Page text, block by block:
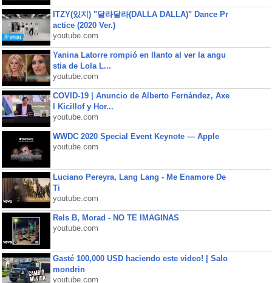
ITZY(있지) "달라달라(DALLA DALLA)" Dance Pr
actice (2020 Ver.)
youtube.com
Yanina Latorre rompió en llanto al ver la angu
stia de Lola L...
youtube.com
COVID-19 | Anuncio de Alberto Fernández, Axe
l Kicillof y Hor...
youtube.com
WWDC 2020 Special Event Keynote — Apple
youtube.com
Luciano Pereyra, Lang Lang - Me Enamore De
Ti
youtube.com
Rels B, Morad - NO TE IMAGINAS
youtube.com
Gasté 100,000 USD haciendo este video! | Salo
mondrin
youtube.com